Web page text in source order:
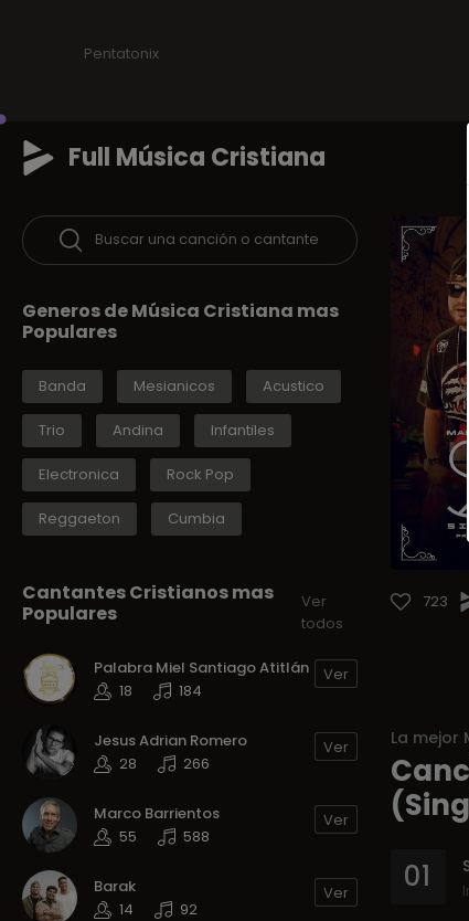
Pentatonix
Full Música Cristiana
723
La mejor
01
Buscar una canción o cantante
Generos de Música Cristiana mas
Populares
Banda Mesianicos Acustico
Trio Andina Infantiles
Electronica Rock Pop
Reggaeton Cumbia
Cantantes Cristianos mas
Populares
Ver
todos
Palabra Miel Santiago Atitlán
18
184
Ver
Jesus Adrian Romero
28
266
Ver
Marco Barrientos
55
588
Ver
Barak
14
92
Ver